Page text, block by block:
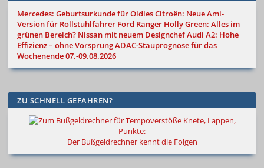
Mercedes: Geburtsurkunde für OldiesCitroën: Neue Ami-
Version für Rollstuhlfahrer Ford Ranger Holly Green: Alles im
grünen Bereich? Nissan mit neuem DesignchefAudi A2: Hohe
Effizienz – ohne VorsprungADAC-Stauprognose für das
Wochenende 07.-09.08.2026
ZU SCHNELL GEFAHREN?
Knete, Lappen,
Punkte:
Der Bußgeldrechner kennt die Folgen